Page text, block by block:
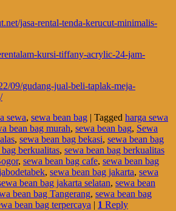
jasa-rental-tenda-kerucut-minimalis-
kursi-tiffany-acrylic-24-jam-
09/gudang-jual-beli-taplak-meja-
sewa, sewa bean bag | Tagged harga sewa
bean bag murah, sewa bean bag, Sewa
, sewa bean bag bekasi, sewa bean bag
berkualitas, sewa bean bag berkualitas
, sewa bean bag cafe, sewa bean bag
, sewa bean bag jakarta, sewa
bean bag jakarta selatan, sewa bean
bean bag Tangerang, sewa bean bag
bean bag terpercaya | 1 Reply